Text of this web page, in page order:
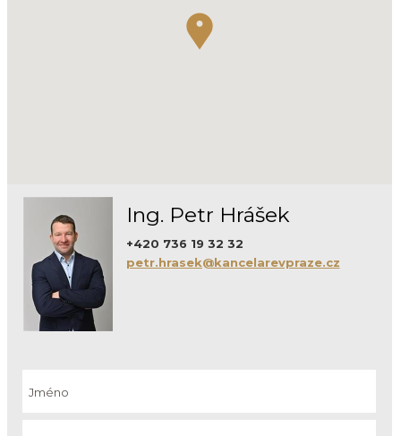
Ing. Petr Hrášek
+420 736 19 32 32
petr.hrasek@kancelarevpraze.cz